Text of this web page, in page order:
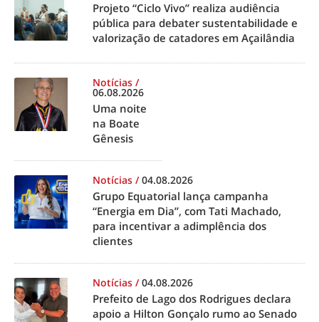
Projeto “Ciclo Vivo” realiza audiência
pública para debater sustentabilidade e
valorização de catadores em Açailândia
Notícias /
06.08.2026
Uma noite
na Boate
Gênesis
Notícias /04.08.2026
Grupo Equatorial lança campanha
“Energia em Dia”, com Tati Machado,
para incentivar a adimplência dos
clientes
Notícias /04.08.2026
Prefeito de Lago dos Rodrigues declara
apoio a Hilton Gonçalo rumo ao Senado